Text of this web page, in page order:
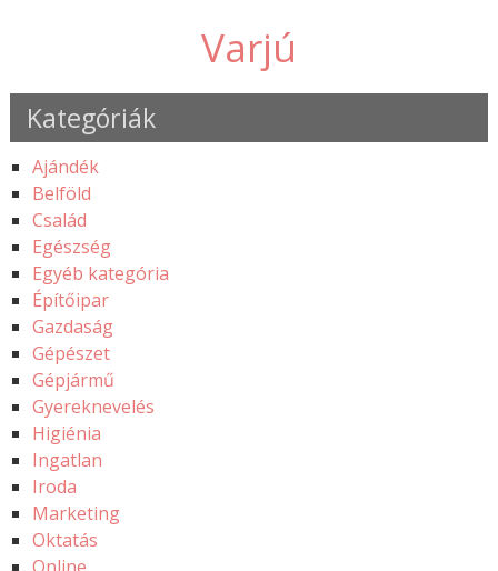
Varjú
Kategóriák
Ajándék
Belföld
Család
Egészség
Egyéb kategória
Építőipar
Gazdaság
Gépészet
Gépjármű
Gyereknevelés
Higiénia
Ingatlan
Iroda
Marketing
Oktatás